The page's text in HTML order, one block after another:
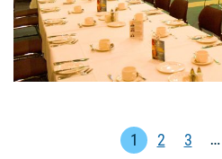
Allez
1
Allez
2
Allez
3 …